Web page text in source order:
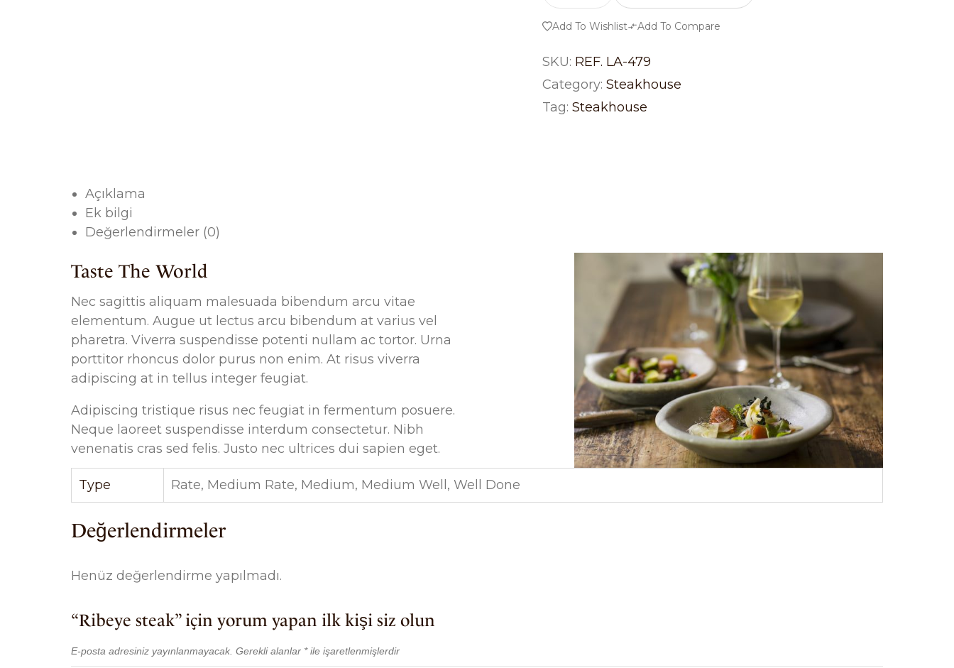
Add To Wishlist Add To Compare
SKU: REF. LA-479
Category: Steakhouse
Tag: Steakhouse
Açıklama
Ek bilgi
Değerlendirmeler (0)
Taste The World
Nec sagittis aliquam malesuada bibendum arcu vitae
elementum. Augue ut lectus arcu bibendum at varius vel
pharetra. Viverra suspendisse potenti nullam ac tortor. Urna
porttitor rhoncus dolor purus non enim. At risus viverra
adipiscing at in tellus integer feugiat.
Adipiscing tristique risus nec feugiat in fermentum posuere.
Neque laoreet suspendisse interdum consectetur. Nibh
venenatis cras sed felis. Justo nec ultrices dui sapien eget.
Type Rate, Medium Rate, Medium, Medium Well, Well Done
Değerlendirmeler
Henüz değerlendirme yapılmadı.
“Ribeye steak” için yorum yapan ilk kişi siz olun
E-posta adresiniz yayınlanmayacak. Gerekli alanlar *ile işaretlenmişlerdir